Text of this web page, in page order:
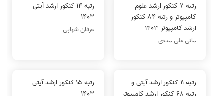
رتبه 7 کنکور ارشد علوم
کامپیوتر و رتبه 84 کنکور
ارشد کامپیوتر 1403
مانی علی مددی
رتبه 14 کنکور ارشد آیتی
1403
عرفان شهابی
رتبه 11 کنکور ارشد آیتی و
رتبه 15 کنکور ارشد آیتی